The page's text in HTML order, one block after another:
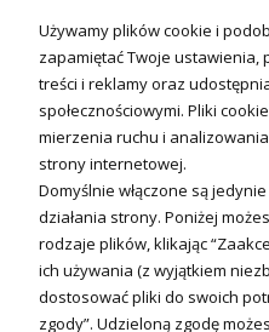
Technika solarna
Fotowoltanika
Sterowniki i regulatory
Nagrzewnice i kurtyny
Kuchnia i Wentylacja
Kuchnia
Zlewozmywaki
Baterie kuchenne
Używamy plików cookie i
zapamiętać Twoje
treści i reklamy oraz
społecznościowymi. Pliki
mierzenia ruchu i
strony internetowej.
Domyślnie włączone są
działania strony. Poniżej
rodzaje plików, klikając
ich używania (z wyjątkiem
dostosować pliki do swoich
zgody”. Udzieloną zgodę